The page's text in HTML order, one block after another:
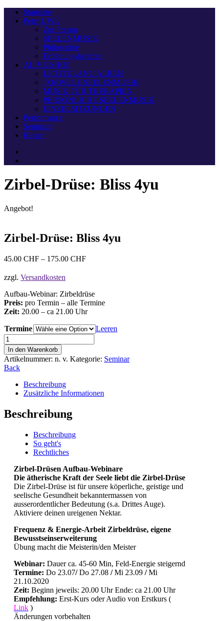
Startseite
Peter UWE
Zur Person
SEELENMUSIK
Philosophie
Erfahrungsberichte
ALIVE-SHOP
LICHTKLANG ALBEN
TORWEGE SEELENMUSIK
MUSIK FÜR THERAPIEN
PERSÖNLICHE SEELENMUSIK
EINZELSITZUNGEN
Performance
Seminare
Reisen
Zirbel-Drüse: Bliss 4yu
Angebot!
Zirbel-Drüse: Bliss 4yu
45.00 CHF – 175.00 CHF
zzgl. Versandkosten
Aufbau-Webinar: Zirbeldrüse
Preis: pro Termin – alle Termine
Zeit: 20.00 – ca 21.00 Uhr
Termine
Leeren
Zirbel-
Drüse:
Bliss
4yu
Menge
In den Warenkorb
Artikelnummer: n. v. Kategorie: Seminar
Back
Beschreibung
Zusätzliche Informationen
Beschreibung
Beschreibung
So geht's
Rechtliches
Zirbel-Drüsen Aufbau-Webinare
Die ätherische Kraft der Seele liebt die Zirbel-Drüse
Die Zirbel-Drüse ist für unsere köperliche, geistige und
seelische Gesundheit bekanntermassen von
ausserordentlicher Bedeutung (s.a. Drittes Auge).
Aktiviere deinen ureigenen Nektar.
Frequenz & Energie-Arbeit Zirbeldrüse, eigene
Bewusstseinserweiterung
Übung macht die Meisterin/den Meister
Webinar: Dauer ca. 45-60 Min, Feld-Energie steigernd
Termine: Do 23.07/Do 27.08 /Mi 23.09 /Mi
21.10.2020
Zeit: Beginn jeweils: 20.00 Uhr Ende: ca 21.00 Uhr
Empfehlung: Erst-Kurs oder Audio von Erstkurs (
Link )
Änderungen vorbehalten